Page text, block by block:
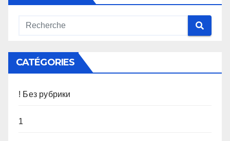
CATÉGORIES
! Без рубрики
1